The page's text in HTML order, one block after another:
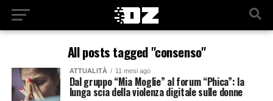
All posts tagged "consenso"
ATTUALITÀ 11 mesi ago
Dal gruppo “Mia Moglie” al forum “Phica”: la
lunga scia della violenza digitale sulle donne